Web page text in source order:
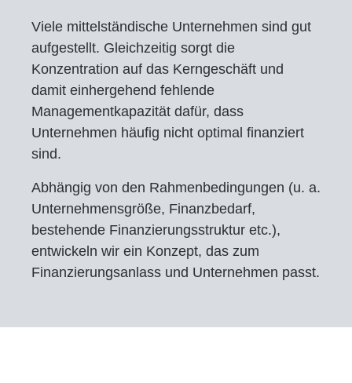
Viele mittelständische Unternehmen sind gut
aufgestellt. Gleichzeitig sorgt die
Konzentration auf das Kerngeschäft und
damit einhergehend fehlende
Managementkapazität dafür, dass
Unternehmen häufig nicht optimal finanziert
sind.
Abhängig von den Rahmenbedingungen (u. a.
Unternehmensgröße, Finanzbedarf,
bestehende Finanzierungsstruktur etc.),
entwickeln wir ein Konzept, das zum
Finanzierungsanlass und Unternehmen passt.